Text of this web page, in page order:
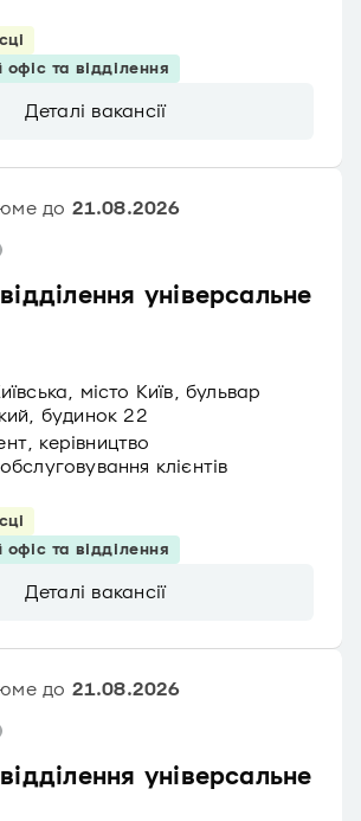
офіс та відділення
Деталі вакансії
універсальне
до 21.08.2026
місто Київ, бульвар
будинок 22
керівництво
клієнтів
офіс та відділення
Деталі вакансії
універсальне
до 21.08.2026